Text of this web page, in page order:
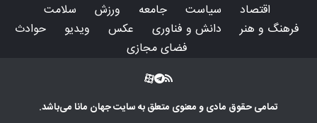
اقتصاد سیاست جامعه ورزش
سلامت
فرهنگ و هنر
دانش و فناوری عکس ویدیو
حوادث
فضای مجازی
تمامی حقوق مادی و معنوی متعلق به سایتجهان مانامی‌باشد.